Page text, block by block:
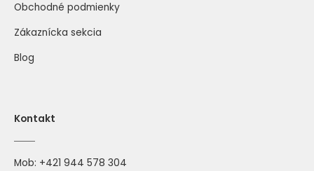
Obchodné podmienky
Zákaznícka sekcia
Blog
Kontakt
Mob: +421 944 578 304